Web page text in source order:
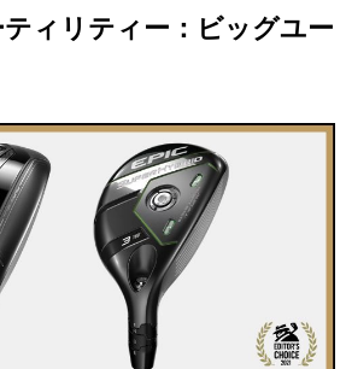
ィリティー：ビッグユー